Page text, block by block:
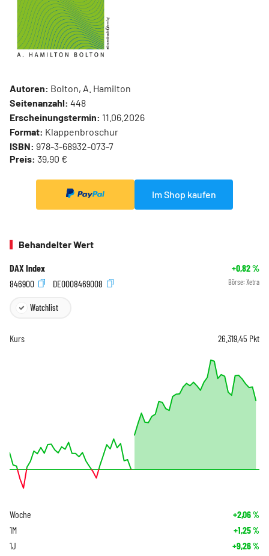
Autoren: Bolton, A. Hamilton
Seitenanzahl: 448
Erscheinungstermin: 11.06.2026
Format: Klappenbroschur
ISBN: 978-3-68932-073-7
Preis: 39,90 €
Im Shop kaufen
Behandelter Wert
DAX Index +0,82%
846900
DE0008469008 Börse: Xetra
Watchlist
Kurs 26.319,45 Pkt
Woche +2,06%
1M +1,25%
1J +9,26%